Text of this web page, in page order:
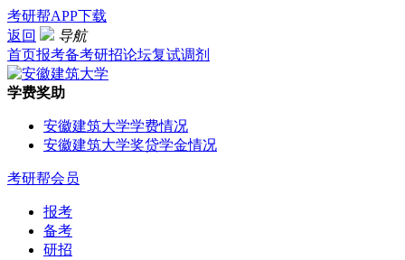
考研帮APP下载
返回
导航
首页报考备考研招论坛复试调剂
学费奖助
安徽建筑大学学费情况
安徽建筑大学奖贷学金情况
考研帮会员
报考
备考
研招